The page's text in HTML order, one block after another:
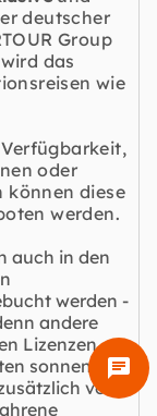
deutscher
Group
das
wie
oder
können diese
werden.
auch in den
werden -
andere
Lizenzen,
sonnenklar.TV
von
chat